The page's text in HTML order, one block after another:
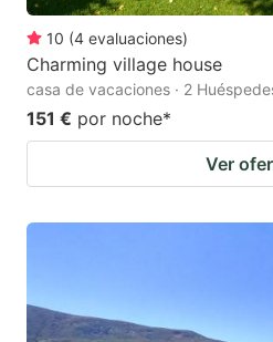
10 (4 evaluaciones)
Charming village house
casa de vacaciones · 2
151 € por noche*
Ver